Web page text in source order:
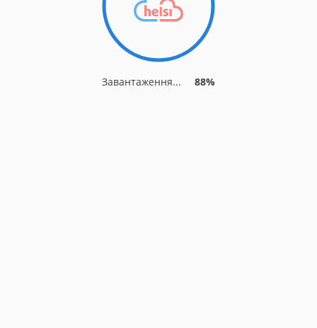
Завантаження... 88%